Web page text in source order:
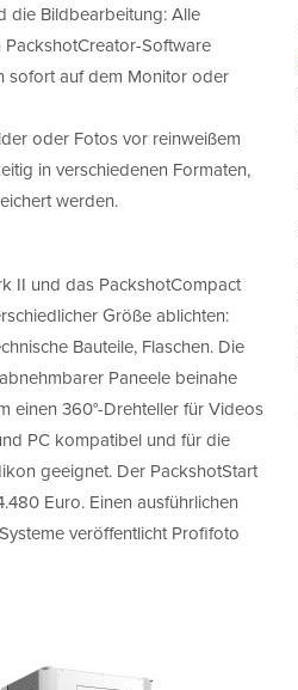
die Bildbearbeitung: Alle
Software
sofort auf dem Monitor oder
oder Fotos vor reinweißem
in verschiedenen Formaten,
werden.
II und das PackshotCompact
Größe ablichten:
Bauteile, Flaschen. Die
Paneele beinahe
einen 360°-Drehteller für Videos
PC kompatibel und für die
geeignet. Der PackshotStart
Euro. Einen ausführlichen
veröffentlicht Profifoto